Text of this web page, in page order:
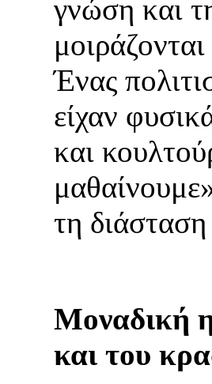
γνώση και
Ένας
είχαν
και
τη
Μοναδική
και του